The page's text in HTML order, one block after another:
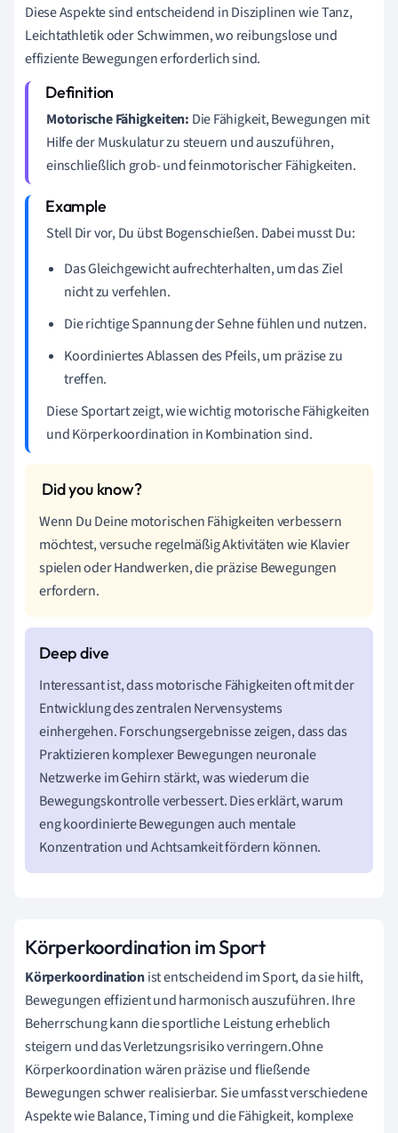
Diese Aspekte sind entscheidend in Disziplinen wie Tanz,
Leichtathletik oder Schwimmen, wo reibungslose und
effiziente Bewegungen erforderlich sind.
Motorische Fähigkeiten: Die Fähigkeit, Bewegungen mit
Hilfe der Muskulatur zu steuern und auszuführen,
einschließlich grob- und feinmotorischer Fähigkeiten.
Stell Dir vor, Du übst Bogenschießen. Dabei musst Du:
Das Gleichgewicht aufrechterhalten, um das Ziel
nicht zu verfehlen.
Die richtige Spannung der Sehne fühlen und nutzen.
Koordiniertes Ablassen des Pfeils, um präzise zu
treffen.
Diese Sportart zeigt, wie wichtig motorische Fähigkeiten
und Körperkoordination in Kombination sind.
Wenn Du Deine motorischen Fähigkeiten verbessern
möchtest, versuche regelmäßig Aktivitäten wie Klavier
spielen oder Handwerken, die präzise Bewegungen
erfordern.
Interessant ist, dass motorische Fähigkeiten oft mit der
Entwicklung des zentralen Nervensystems
einhergehen. Forschungsergebnisse zeigen, dass das
Praktizieren komplexer Bewegungen neuronale
Netzwerke im Gehirn stärkt, was wiederum die
Bewegungskontrolle verbessert. Dies erklärt, warum
eng koordinierte Bewegungen auch mentale
Konzentration und Achtsamkeit fördern können.
Körperkoordination im Sport
Körperkoordinationist entscheidend im Sport, da sie hilft,
Bewegungen effizient und harmonisch auszuführen. Ihre
Beherrschung kann die sportliche Leistung erheblich
steigern und das Verletzungsrisiko verringern.Ohne
Körperkoordination wären präzise und fließende
Bewegungen schwer realisierbar. Sie umfasst verschiedene
Aspekte wie Balance, Timing und die Fähigkeit, komplexe